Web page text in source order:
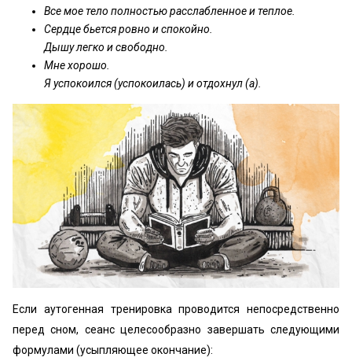
Все мое тело полностью расслабленное и теплое.
Сердце бьется ровно и спокойно.
Дышу легко и свободно.
Мне хорошо.
Я успокоился (успокоилась) и отдохнул (а).
Если аутогенная тренировка проводится непосредственно
перед сном, сеанс целесообразно завершать следующими
формулами (усыпляющее окончание):